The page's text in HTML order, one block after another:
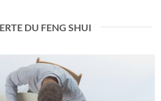
DU FENG SHUI